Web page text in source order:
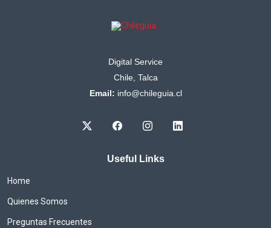
Digital Service
Chile, Talca
Email: info@chileguia.cl
Useful Links
Home
Quienes Somos
Preguntas Frecuentes